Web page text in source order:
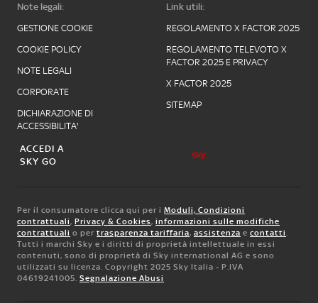
Note legali:
GESTIONE COOKIE
COOKIE POLICY
NOTE LEGALI
CORPORATE
DICHIARAZIONE DI
ACCESSIBILITA'
Link utili:
REGOLAMENTO X FACTOR 2025
REGOLAMENTO TELEVOTO X
FACTOR 2025 E PRIVACY
X FACTOR 2025
SITEMAP
ACCEDI A
SKY GO
Per il consumatore clicca qui per i Moduli, Condizioni
contrattuali, Privacy & Cookies, informazioni sulle modifiche
contrattuali o per trasparenza tariffaria, assistenza e contatti.
Tutti i marchi Sky e i diritti di proprietà intellettuale in essi
contenuti, sono di proprietà di Sky international AG e sono
utilizzati su licenza. Copyright 2025 Sky Italia - P.IVA
04619241005. Segnalazione Abusi